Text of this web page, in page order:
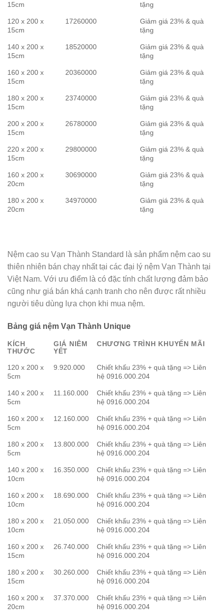
15cm
tặng
120 x 200 x
15cm
17260000
Giảm giá 23% & quà
tặng
140 x 200 x
15cm
18520000
Giảm giá 23% & quà
tặng
160 x 200 x
15cm
20360000
Giảm giá 23% & quà
tặng
180 x 200 x
15cm
23740000
Giảm giá 23% & quà
tặng
200 x 200 x
15cm
26780000
Giảm giá 23% & quà
tặng
220 x 200 x
15cm
29800000
Giảm giá 23% & quà
tặng
160 x 200 x
20cm
30690000
Giảm giá 23% & quà
tặng
180 x 200 x
20cm
34970000
Giảm giá 23% & quà
tặng
Nệm cao su Vạn Thành Standard là sản phẩm nệm cao su
thiên nhiên bán chạy nhất tại các đại lý nệm Vạn Thành tại
Việt Nam. Với ưu điểm là có đặc tính chất lượng đảm bảo
cũng như giá bán khá cạnh tranh cho nên được rất nhiều
người tiêu dùng lựa chọn khi mua nệm.
Bảng giá nệm Vạn Thành Unique
KÍCH
THƯỚC
GIÁ NIÊM
YẾT
CHƯƠNG TRÌNH KHUYẾN MÃI
120 x 200 x
5cm
9.920.000
Chiết khấu 23% + quà tặng => Liên
hệ 0916.000.204
140 x 200 x
5cm
11.160.000
Chiết khấu 23% + quà tặng => Liên
hệ 0916.000.204
160 x 200 x
5cm
12.160.000
Chiết khấu 23% + quà tặng => Liên
hệ 0916.000.204
180 x 200 x
5cm
13.800.000
Chiết khấu 23% + quà tặng => Liên
hệ 0916.000.204
140 x 200 x
10cm
16.350.000
Chiết khấu 23% + quà tặng => Liên
hệ 0916.000.204
160 x 200 x
10cm
18.690.000
Chiết khấu 23% + quà tặng => Liên
hệ 0916.000.204
180 x 200 x
10cm
21.050.000
Chiết khấu 23% + quà tặng => Liên
hệ 0916.000.204
160 x 200 x
15cm
26.740.000
Chiết khấu 23% + quà tặng => Liên
hệ 0916.000.204
180 x 200 x
15cm
30.260.000
Chiết khấu 23% + quà tặng => Liên
hệ 0916.000.204
160 x 200 x
20cm
37.370.000
Chiết khấu 23% + quà tặng => Liên
hệ 0916.000.204